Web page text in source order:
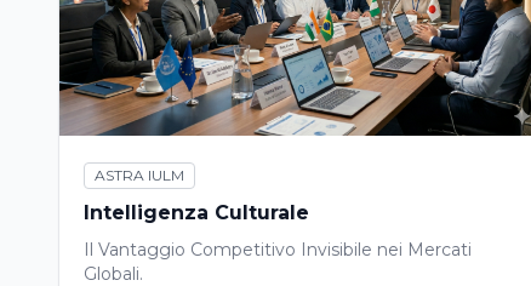
ASTRA IULM
Intelligenza Culturale
Il Vantaggio Competitivo Invisibile nei Mercati
Globali.